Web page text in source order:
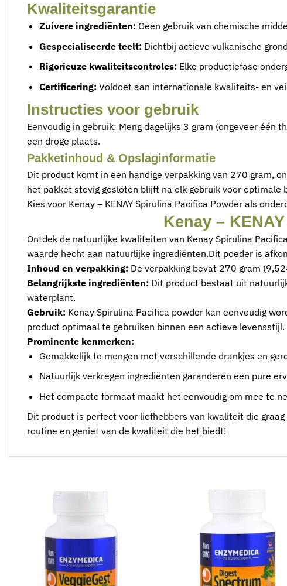
Kwaliteitsgarantie
Zuivere ingrediënten: Geen gebruik van chemische
Gespecialiseerde teelt: Dichtbij actieve vulkanische
Rigorieuze kwaliteitscontroles: Elke productiefase
Certificering: Voldoet aan internationale kwaliteits- en
Instructies voor gebruik
Eenvoudig in gebruik: Meng dagelijks 3 gram (ongeveer
een droge plaats.
Pakketinhoud & Opslaginformatie
Dit product komt in een handige verpakking van 270 gram,
het pakket stevig gesloten blijft na elk gebruik voor optimale
Kies voor Kenay – KENAY Spirulina Pacifica Powder als
Kenay –
Ontdek de natuurlijke kwaliteiten van Kenay Spirulina
waarde hecht aan natuurlijke ingrediënten.Dit poeder is
Inhoud en verpakking: De verpakking bevat 270 gram
Belangrijkste ingrediënten: Dit product bestaat uit
waterplant.
Gebruik: Kenay Spirulina Pacifica powder kan eenvoudig
product optimaal te gebruiken binnen een actieve levensstijl.
Prominente kenmerken:
Gemakkelijk te mengen met verschillende drankjes en
Natuurlijk verkregen ingrediënten garanderen een pure
Het compacte formaat maakt het eenvoudig om mee te
Dit product is perfect voor liefhebbers van kwaliteit die
routine en geniet van de kwaliteit die het biedt!